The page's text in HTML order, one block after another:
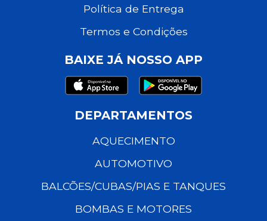
Política de Entrega
Termos e Condições
BAIXE JÁ NOSSO APP
DEPARTAMENTOS
AQUECIMENTO
AUTOMOTIVO
BALCÕES/CUBAS/PIAS E TANQUES
BOMBAS E MOTORES